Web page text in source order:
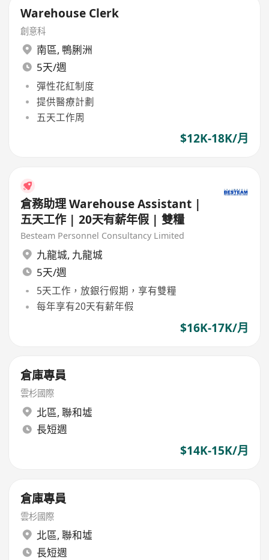
Warehouse Clerk
創意科
南區, 鴨脷洲
5天/週
彈性花紅制度
提供醫療計劃
五天工作周
$12K-18K/月
倉務助理 Warehouse Assistant |
五天工作 | 20天有薪年假 | 雙糧
Besteam Personnel Consultancy Limited
九龍城, 九龍城
5天/週
5天工作，放銀行假期，享有雙糧
每年享有20天有薪年假
$16K-17K/月
倉庫專員
雲杉國際
北區, 聯和墟
長短週
$14K-15K/月
倉庫專員
雲杉國際
北區, 聯和墟
長短週